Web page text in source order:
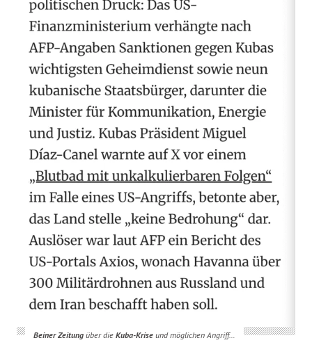
Beiner Zeitungüber die Kuba-Kriseund möglichen Angriff…